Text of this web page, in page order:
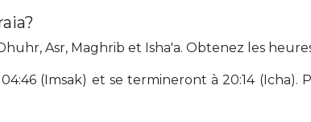
Asr, Maghrib et Isha'a. Obtenez les
(Imsak) et se termineront à 20:14 (Icha).